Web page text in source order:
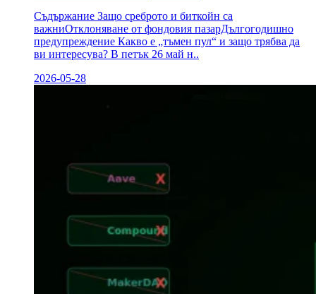
Съдържание Защо среброто и биткойн са
важниОтклоняване от фондовия пазарДългогодишно
предупреждение Какво е „тъмен пул“ и защо трябва да
ви интересува? В петък 26 май н..
2026-05-28